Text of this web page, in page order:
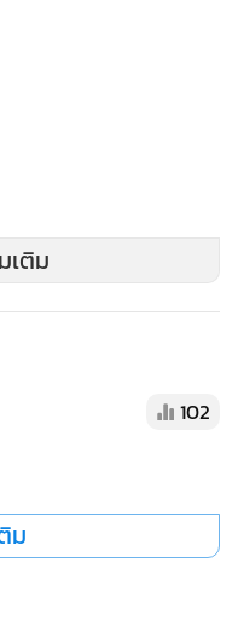
ทยออกไปเชิญชวนนัก
นาม ออกไปติดต่อกับต่าง
อนกับเซลส์แมน ซึ่ง
ปขายความเชื่อมั่น ไป
ทศไทยให้ได้ เป็นหน้าที่
รลงทุนมากขึ้น และเรื่องนี้
และจะต้องไม่กลัวนัก
เติม
102
ม